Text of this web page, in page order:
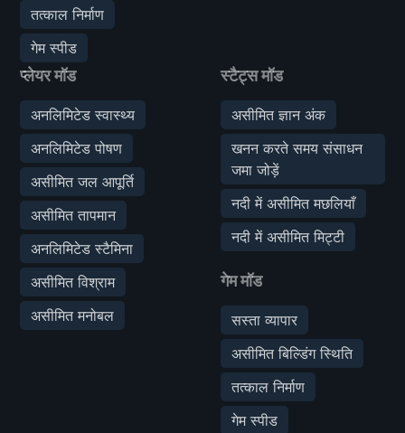
तत्काल निर्माण
गेम स्पीड
प्लेयर मॉड
अनलिमिटेड स्वास्थ्य
अनलिमिटेड पोषण
असीमित जल आपूर्ति
असीमित तापमान
अनलिमिटेड स्टैमिना
असीमित विश्राम
असीमित मनोबल
स्टैट्स मॉड
असीमित ज्ञान अंक
खनन करते समय संसाधन
जमा जोड़ें
नदी में असीमित मछलियाँ
नदी में असीमित मिट्टी
गेम मॉड
सस्ता व्यापार
असीमित बिल्डिंग स्थिति
तत्काल निर्माण
गेम स्पीड